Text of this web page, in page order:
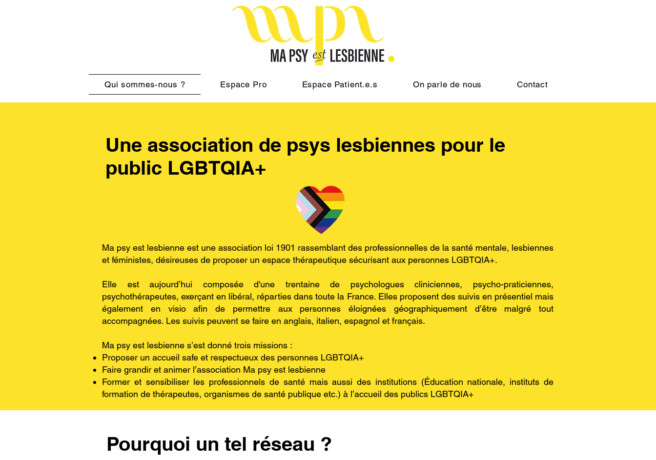
Qui sommes-nous ? Espace Pro Espace Patient.e.s On parle de nous Contact
Une association de psys lesbiennes pour le
public LGBTQIA+
Ma psy est lesbienne est une association loi 1901 rassemblant des professionnelles de la santé mentale, lesbiennes
et féministes, désireuses de proposer un espace thérapeutique sécurisant aux personnes LGBTQIA+.
Elle est aujourd’hui composée d'une trentaine de psychologues cliniciennes, psycho-praticiennes,
psychothérapeutes, exerçant en libéral, réparties dans toute la France. Elles proposent des suivis en présentiel mais
également en visio afin de permettre aux personnes éloignées géographiquement d’être malgré tout
accompagnées. Les suivis peuvent se faire en anglais, italien, espagnol et français.
Ma psy est lesbienne s’est donné trois missions :
Proposer un accueil safe et respectueux des personnes LGBTQIA+
Faire grandir et animer l’association Ma psy est lesbienne
Former et sensibiliser les professionnels de santé mais aussi des institutions (Éducation nationale, instituts de
formation de thérapeutes, organismes de santé publique etc.) à l’accueil des publics LGBTQIA+
Pourquoi un tel réseau ?